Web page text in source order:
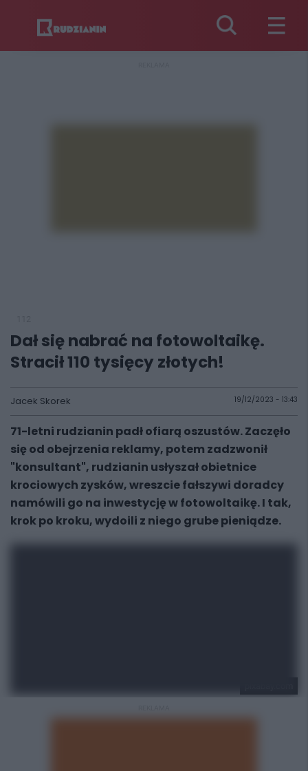
Dał się nabrać na fotowoltaikę.
Stracił 110 tysięcy złotych!
Jacek Skorek 19/12/2023 - 13:43
71-letni rudzianin padł ofiarą oszustów. Zaczęło
się od obejrzenia reklamy, potem zadzwonił
"konsultant", rudzianin usłyszał obietnice
krociowych zysków, wreszcie fałszywi doradcy
namówili go na inwestycję w fotowoltaikę. I tak,
krok po kroku, wydoili z niego grube pieniądze.